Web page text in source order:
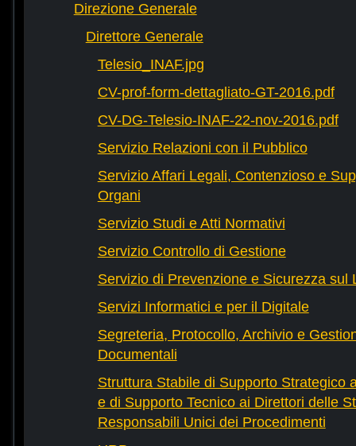
Direzione Generale
Direttore Generale
Telesio_INAF.jpg
CV-prof-form-dettagliato-GT-2016.pdf
CV-DG-Telesio-INAF-22-nov-2016.pdf
Servizio Relazioni con il Pubblico
Servizio Affari Legali, Contenzioso e
Organi
Servizio Studi e Atti Normativi
Servizio Controllo di Gestione
Servizio di Prevenzione e Sicurezza sul
Servizi Informatici e per il Digitale
Segreteria, Protocollo, Archivio e
Documentali
Struttura Stabile di Supporto Strategico
e di Supporto Tecnico ai Direttori delle
Responsabili Unici dei Procedimenti